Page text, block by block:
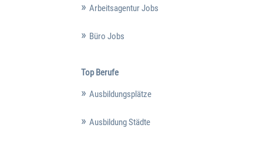
Arbeitsagentur Jobs
Büro Jobs
Top Berufe
Ausbildungsplätze
Ausbildung Städte